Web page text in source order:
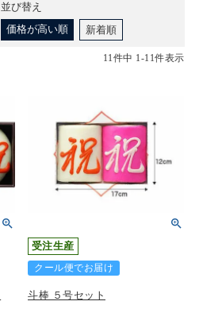
並び替え
価格が高い順 新着順
11件中 1-11件表示
受注生産
クール便でお届け
斗棒 ５号セット